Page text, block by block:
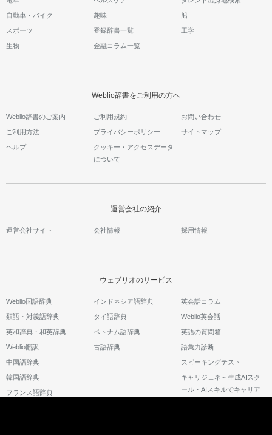
自動車・バイク 趣味 船
スポーツ 登録辞書一覧 工学
生物 金融コラム一覧
Weblio辞書をご利用の方へ
Weblio辞書のご案内 ご利用規約 お問い合わせ
ご利用方法 プライバシーポリシー サイトマップ
ヘルプ
クッキー・アクセスデータ
について
運営会社の紹介
運営会社サイト 会社情報 採用情報
ウェブリオのサービス
Weblio国語辞典
類語・対義語辞典
英和辞典・和英辞典
Weblio翻訳
中国語辞典
韓国語辞典
フランス語辞典
インドネシア語辞典
タイ語辞典
ベトナム語辞典
古語辞典
英会話コラム
Weblio英会話
英語の質問箱
語彙力診断
スピーキングテスト
キャリジェネ～生成AIスク
ール・AIスキルでキャリア